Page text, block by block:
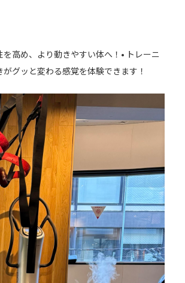
高め、より動きやすい体へ！• トレーニ
グッと変わる感覚を体験できます！